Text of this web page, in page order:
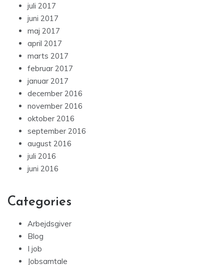
juli 2017
juni 2017
maj 2017
april 2017
marts 2017
februar 2017
januar 2017
december 2016
november 2016
oktober 2016
september 2016
august 2016
juli 2016
juni 2016
Categories
Arbejdsgiver
Blog
I job
Jobsamtale